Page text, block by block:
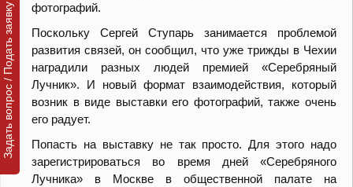
фотографий.
Поскольку Сергей Ступарь занимается проблемой
развития связей, он сообщил, что уже трижды в Чехии
наградили разных людей премией «Серебряный
Лучник». И новый формат взаимодействия, который
возник в виде выставки его фотографий, также очень
его радует.
Попасть на выставку не так просто. Для этого надо
зарегистрироваться во время дней «Серебряного
Лучника» в Москве в общественной палате на
Задать вопрос / Подать заявку